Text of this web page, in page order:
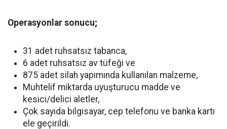
Operasyonlar sonucu;
31 adet ruhsatsız tabanca,
6 adet ruhsatsız av tüfeği ve
875 adet silah yapımında kullanılan malzeme,
Muhtelif miktarda uyuşturucu madde ve
kesici/delici aletler,
Çok sayıda bilgisayar, cep telefonu ve banka kartı
ele geçirildi.